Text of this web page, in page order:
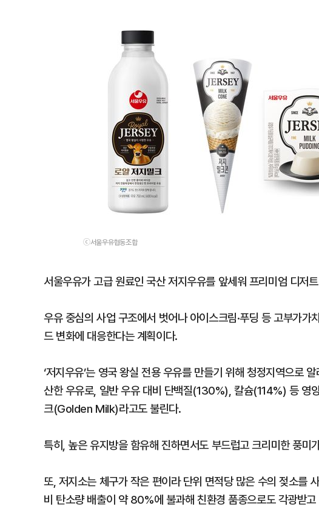
ⓒ서울우유협동조합
서울우유가 고급 원료인 국산 저지우유를 앞세워 프리미엄 디저
우유 중심의 사업 구조에서 벗어나 아이스크림·푸딩 등 고부가
드 변화에 대응한다는 계획이다.
‘저지우유’는 영국 왕실 전용 우유를 만들기 위해 청정지역으로
산한 우유로, 일반 우유 대비 단백질(130%), 칼슘(114%) 등 영
크(Golden Milk)라고도 불린다.
특히, 높은 유지방을 함유해 진하면서도 부드럽고 크리미한 풍미
또, 저지소는 체구가 작은 편이라 단위 면적당 많은 수의 젖소를
비 탄소량 배출이 약 80%에 불과해 친환경 품종으로도 각광받고